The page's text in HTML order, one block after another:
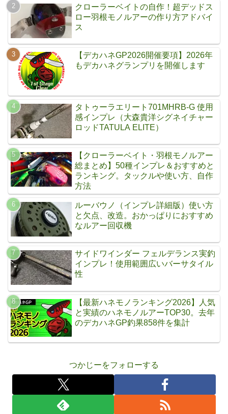
クローラーベイトの自作！超デッドス
ロー羽根モノルアーの作り方アドバイ
ス
【デカハネGP2026開催要項】2026年
もデカハネグランプリを開催します
タトゥーラエリート701MHRB-G 使用
感インプレ（大森貴洋シグネイチャー
ロッドTATULA ELITE）
【クローラーベイト・羽根モノルアー
総まとめ】50種インプレ＆おすすめと
ランキング。タックルや使い方、自作
方法
ルーバウノ（インプレ詳細版）使い方
と欠点、改造。おかっぱりにおすすめ
なルアー回収機
サイドワインダー フェルデランス実釣
インプレ！使用範囲広いバーサタイル
性
【最新ハネモノランキング2026】人気
と実績のハネモノルアーTOP30。去年
のデカハネGP釣果858件を集計
つかじーをフォローする